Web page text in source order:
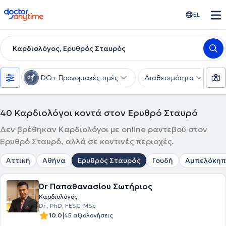
doctoranytime EL
Καρδιολόγος, Ερυθρός Σταυρός
DO+ Προνομιακές τιμές Διαθεσιμότητα
40 Καρδιολόγοι κοντά στον Ερυθρό Σταυρό
Δεν βρέθηκαν Καρδιολόγοι με online ραντεβού στον
Ερυθρό Σταυρό, αλλά σε κοντινές περιοχές.
Αττική Αθήνα Ερυθρός Σταυρός Γουδή
Dr Παπαθανασίου Σωτήριος
Καρδιολόγος
Dr., PhD, FESC, MSc
10.0|45 αξιολογήσεις